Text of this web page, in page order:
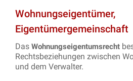
Wohnungseigentümer,
Eigentümergemeinschaft
Das Wohnungseigentumsrecht
Rechtsbeziehungen zwischen
und dem Verwalter.